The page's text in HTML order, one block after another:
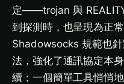
定——trojan 與
到探測時，也呈現為正
Shadowsocks 規範也
法，強化了通訊協定本
續；一個簡單工具悄悄